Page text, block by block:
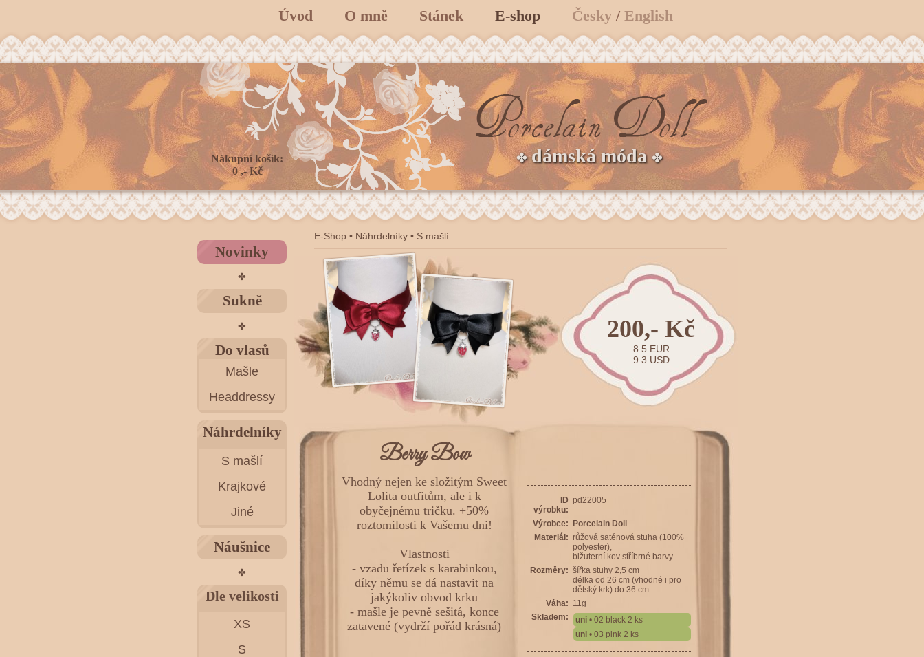
Úvod O mně Stánek E-shop Česky / English
✤dámská móda ✤
Nákupní košík:
0 ,- Kč
Novinky
✤
Sukně
✤
Do vlasů
Mašle
Headdressy
Náhrdelníky
S mašlí
Krajkové
Jiné
Náušnice
✤
Dle velikosti
XS
S
E-Shop • Náhrdelníky • S mašlí
200,- Kč
8.5 EUR
9.3 USD
Berry Bow
Vhodný nejen ke složitým Sweet
Lolita outfitům, ale i k
obyčejnému tričku. +50%
roztomilosti k Vašemu dni!
Vlastnosti
- vzadu řetízek s karabinkou,
díky němu se dá nastavit na
jakýkoliv obvod krku
- mašle je pevně sešitá, konce
zatavené (vydrží pořád krásná)
ID
výrobku:
pd22005
Výrobce:
Porcelain Doll
Materiál: růžová saténová stuha (100%
polyester),
bižuterní kov stříbrné barvy
Rozměry: šířka stuhy 2,5 cm
délka od 26 cm (vhodné i pro
dětský krk) do 36 cm
Váha: 11g
Skladem:
uni • 02 black 2 ks
uni • 03 pink 2 ks